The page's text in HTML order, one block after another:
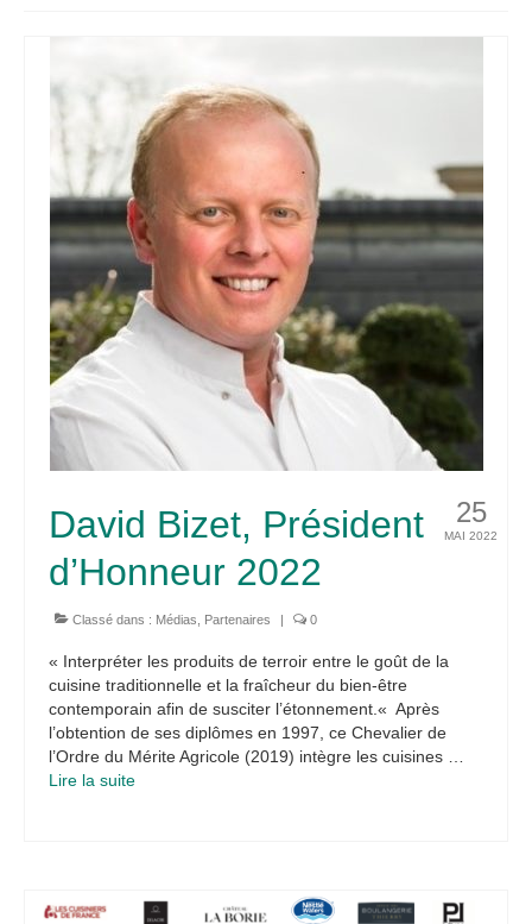
Partenaires
Contact
Mentions légales
25
MAI 2022
David Bizet, Président
d’Honneur 2022
Classé dans : Médias Partenaires 0
« Interpréter les produits de terroir entre le goût de la
cuisine traditionnelle et la fraîcheur du bien-être
contemporain afin de susciter l’étonnement.« Après
l’obtention de ses diplômes en 1997, ce Chevalier de
l’Ordre du Mérite Agricole (2019) intègre les cuisines …
Lire la suite­­